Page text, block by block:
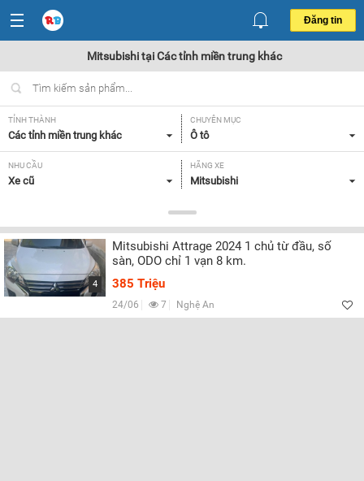
Đăng tin
Mitsubishi tại Các tỉnh miền trung khác
TỈNH THÀNH
Các tỉnh miền trung khác
CHUYÊN MỤC
Ô tô
NHU CẦU
Xe cũ
HÃNG XE
Mitsubishi
Tất cả
NĂM SẢN XUẤT
Tất cả
GIÁ XE
Tất cả
XUẤT XỨ
Tất cả
4
Mitsubishi Attrage 2024 1 chủ từ đầu, số
sàn, ODO chỉ 1 vạn 8 km.
385 Triệu
24/06 7 Nghệ An